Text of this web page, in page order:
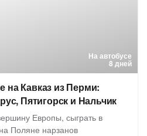
На автобусе
8 дней
на Кавказ из Перми:
Пятигорск и Нальчик
Европы, сыграть в
Поляне нарзанов